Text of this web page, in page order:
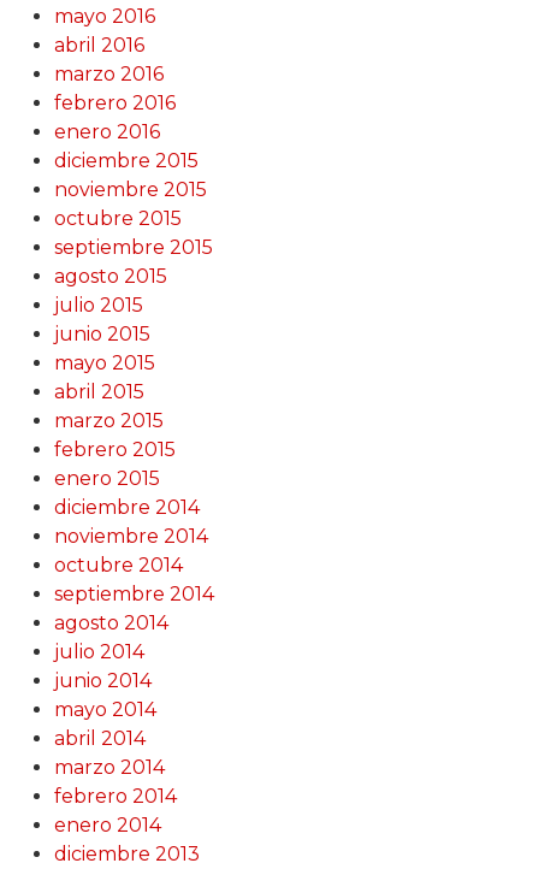
mayo 2016
abril 2016
marzo 2016
febrero 2016
enero 2016
diciembre 2015
noviembre 2015
octubre 2015
septiembre 2015
agosto 2015
julio 2015
junio 2015
mayo 2015
abril 2015
marzo 2015
febrero 2015
enero 2015
diciembre 2014
noviembre 2014
octubre 2014
septiembre 2014
agosto 2014
julio 2014
junio 2014
mayo 2014
abril 2014
marzo 2014
febrero 2014
enero 2014
diciembre 2013